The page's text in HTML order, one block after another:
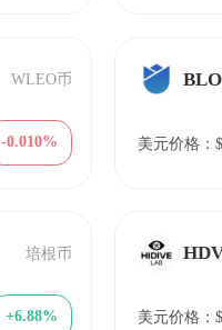
WLEO币
-0.010%
培根币
+6.88%
美元价格：
美元价格：